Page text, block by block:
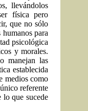
llevándolos
física pero
que no sólo
para
psicológica
y morales.
manejan las
establecida
medios como
referente
que sucede